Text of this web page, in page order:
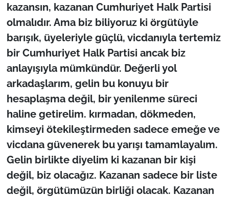
kazansın, kazanan Cumhuriyet Halk Partisi
olmalıdır. Ama biz biliyoruz ki örgütüyle
barışık, üyeleriyle güçlü, vicdanıyla tertemiz
bir Cumhuriyet Halk Partisi ancak biz
anlayışıyla mümkündür. Değerli yol
arkadaşlarım, gelin bu konuyu bir
hesaplaşma değil, bir yenilenme süreci
haline getirelim. kırmadan, dökmeden,
kimseyi ötekileştirmeden sadece emeğe ve
vicdana güvenerek bu yarışı tamamlayalım.
Gelin birlikte diyelim ki kazanan bir kişi
değil, biz olacağız. Kazanan sadece bir liste
değil, örgütümüzün birliği olacak. Kazanan